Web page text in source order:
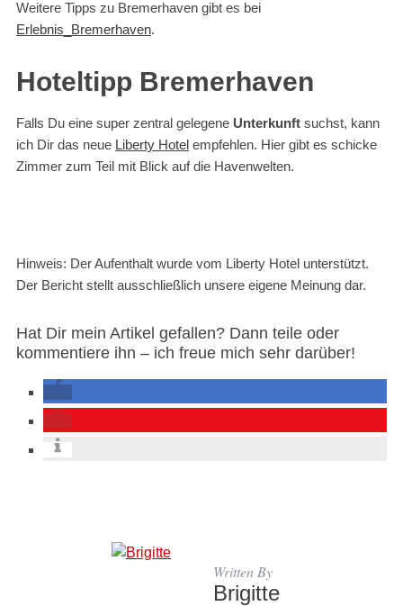
Weitere Tipps zu Bremerhaven gibt es bei
Erlebnis_Bremerhaven.
Hoteltipp Bremerhaven
Falls Du eine super zentral gelegene Unterkunftsuchst, kann
ich Dir das neue Liberty Hotelempfehlen. Hier gibt es schicke
Zimmer zum Teil mit Blick auf die Havenwelten.
Hinweis: Der Aufenthalt wurde vom Liberty Hotel unterstützt.
Der Bericht stellt ausschließlich unsere eigene Meinung dar.
Hat Dir mein Artikel gefallen? Dann teile oder
kommentiere ihn – ich freue mich sehr darüber!
Written By
Brigitte